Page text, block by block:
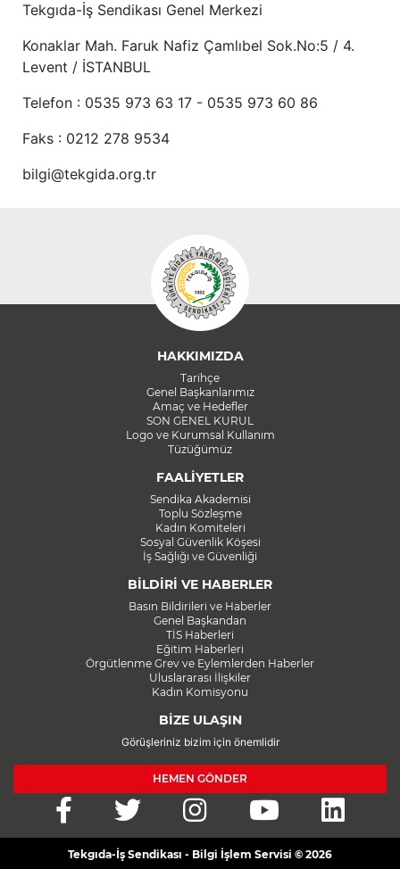
Tekgıda-İş Sendikası Genel Merkezi
Konaklar Mah. Faruk Nafiz Çamlıbel Sok.No:5 / 4.
Levent / İSTANBUL
Telefon : 0535 973 63 17 - 0535 973 60 86
Faks : 0212 278 9534
bilgi@tekgida.org.tr
HAKKIMIZDA
Tarihçe
Genel Başkanlarımız
Amaç ve Hedefler
SON GENEL KURUL
Logo ve Kurumsal Kullanım
Tüzüğümüz
FAALİYETLER
Sendika Akademisi
Toplu Sözleşme
Kadın Komiteleri
Sosyal Güvenlik Köşesi
İş Sağlığı ve Güvenliği
BİLDİRİ VE HABERLER
Basın Bildirileri ve Haberler
Genel Başkandan
TİS Haberleri
Eğitim Haberleri
Örgütlenme Grev ve Eylemlerden Haberler
Uluslararası İlişkiler
Kadın Komisyonu
BİZE ULAŞIN
Görüşleriniz bizim için önemlidir
HEMEN GÖNDER
Tekgıda-İş Sendikası - Bilgi İşlem Servisi © 2026